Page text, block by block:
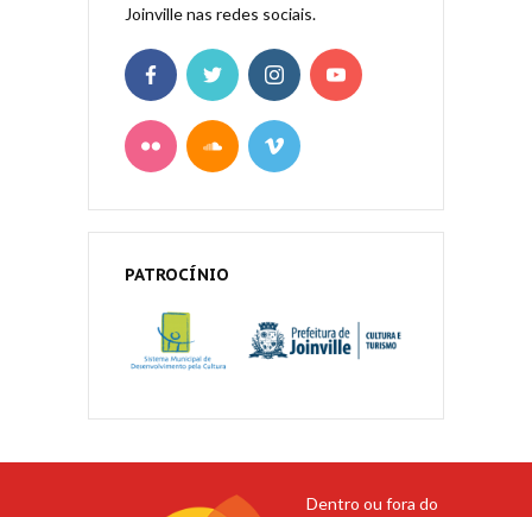
Joinville nas redes sociais.
PATROCÍNIO
Dentro ou fora do